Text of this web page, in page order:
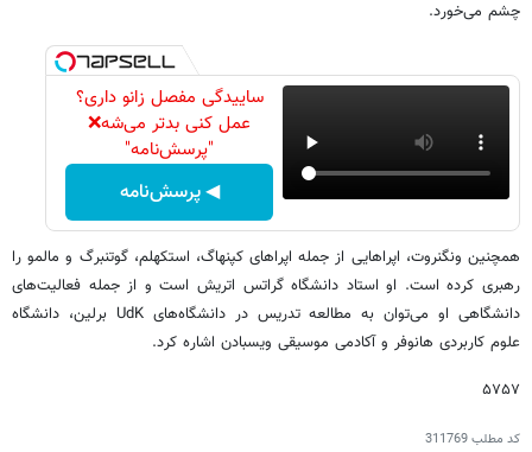
چشم می‌خورد.
ساییدگی مفصل زانو داری؟
عمل کنی بدتر می‌شه❌
"پرسش‌نامه"
◀ پرسش‌نامه
همچنین ونگنروت، اپراهایی از جمله اپراهای کپنهاگ، استکهلم، گوتنبرگ و مالمو را
رهبری کرده است. او استاد دانشگاه گراتس اتریش است و از جمله فعالیت‌های
دانشگاهی او می‌توان به مطالعه تدریس در دانشگاه‌های UdK برلین، دانشگاه
علوم کاربردی هانوفر و آکادمی موسیقی ویسبادن اشاره کرد.
۵۷۵۷
کد مطلب311769